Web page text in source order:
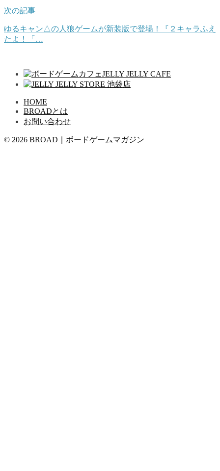
次の記事
ゆるキャン△の人狼ゲームが新装版で登場！『２キャラふえ
たよ！「…
HOME
BROADとは
お問い合わせ
© 2026 BROAD｜ボードゲームマガジン